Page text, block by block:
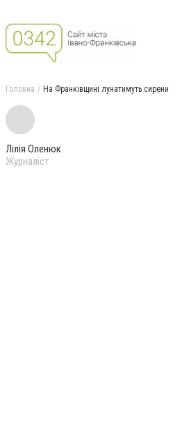
Головна На Франківщині лунатимуть сирени
Лілія Оленюк
Журналіст